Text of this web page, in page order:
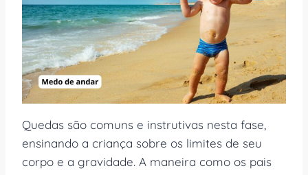
Quedas são comuns e instrutivas nesta fase,
ensinando a criança sobre os limites de seu
corpo e a gravidade. A maneira como os pais